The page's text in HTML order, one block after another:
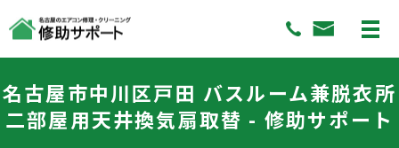
名古屋市中川区戸田 バスルーム兼脱衣所
二部屋用天井換気扇取替 - 修助サポート